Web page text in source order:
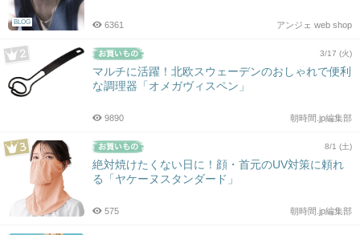
BLOG アンジェ web shop
6361
3/17 (火)
マルチに活躍！北欧スウェーデンのおしゃれで便利
な調理器「オメガヴィスペン」
朝時間.jp編集部
9890
8/1 (土)
絶対焼けたくない日に！顔・首元のUV対策に頼れ
る「ヤケーヌスタンダード」
朝時間.jp編集部
575